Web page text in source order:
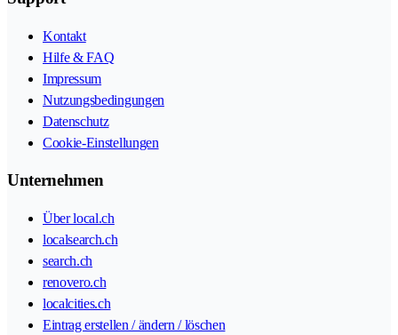
Kontakt
Hilfe & FAQ
Impressum
Nutzungsbedingungen
Datenschutz
Cookie-Einstellungen
Unternehmen
Über local.ch
localsearch.ch
search.ch
renovero.ch
localcities.ch
Eintrag erstellen / ändern / löschen